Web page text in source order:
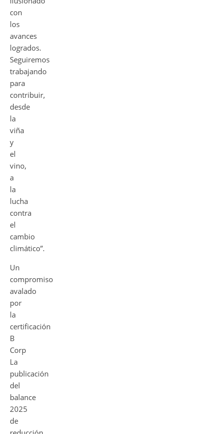
con
los
avances
logrados.
Seguiremos
trabajando
para
contribuir,
desde
la
viña
y
el
vino,
a
la
lucha
contra
el
cambio
climático”.
Un
compromiso
avalado
por
la
certificación
B
Corp
La
publicación
del
balance
2025
de